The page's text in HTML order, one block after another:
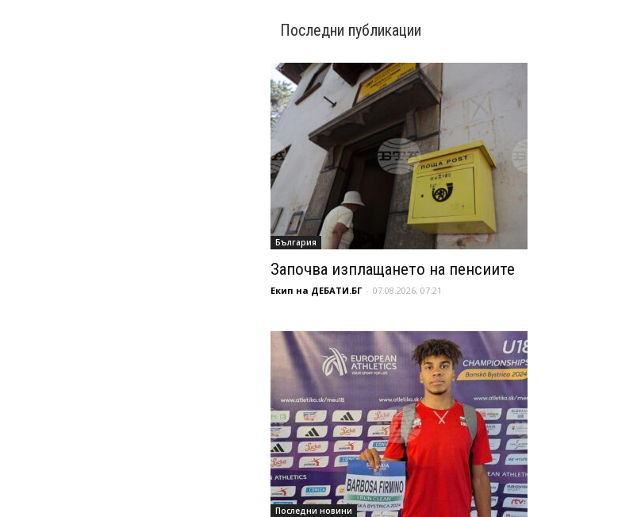
Последни публикации
България
Започва изплащането на пенсиите
Екип на ДЕБАТИ.БГ - 07.08.2026, 07:21
Последни новини